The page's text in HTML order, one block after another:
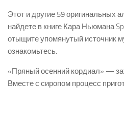
Этот и другие 59 оригинальных
найдете в книге Кара Ньюмана
отыщите упомянутый источник
ознакомьтесь.
«Пряный осенний кордиал» —
Вместе с сиропом процесс